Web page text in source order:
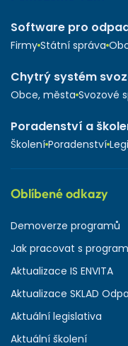
Software pro
Firmy Státní správa
Chytrý systém
Obce, města Svozové
Poradenství a
Školení Poradenství
Oblíbené odkazy
Demoverze programů
Jak pracovat s
Aktualizace IS ENVITA
Aktualizace SKLAD
Aktuální legislativa
Aktuální školení